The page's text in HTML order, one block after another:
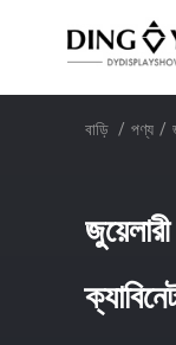
বাড়ি / পণ্য /